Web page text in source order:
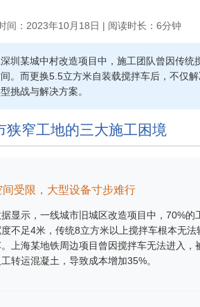
间：2023年10月18日 | 阅读时长：6分钟
圳某城中村改造项目中，施工团队曾因传
。而更换5.5立方米自装载搅拌车后，不仅
挑战与解决方案。
狭窄工地的三大施工困境
间受限，大型设备寸步难行
显示，一线城市旧城区改造项目中，70%的
度不足4米，传统8立方米以上搅拌车根本无法
上海某地铁周边项目曾因搅拌车无法进入，
工转运混凝土，导致成本增加35%。